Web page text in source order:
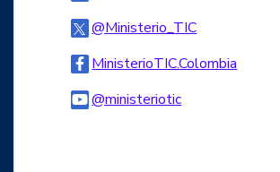
@Ministerio_TICLogo Twitter
MinisterioTIC.Colombia
@ministerioticLogo Youtube